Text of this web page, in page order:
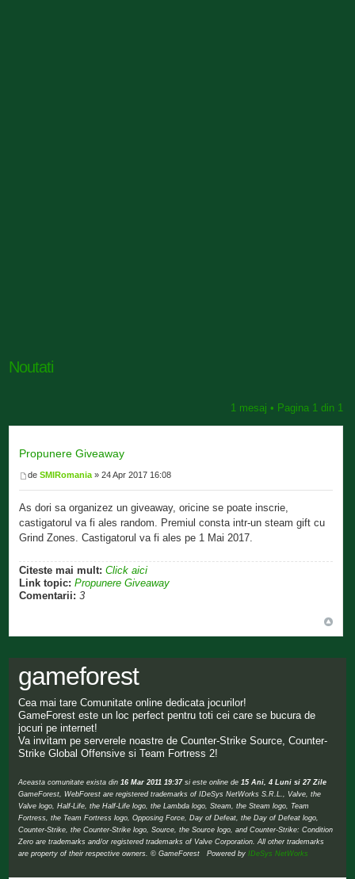
Noutati
1 mesaj • Pagina 1din 1
Propunere Giveaway
deSMIRomania » 24 Apr 2017 16:08
As dori sa organizez un giveaway, oricine se poate inscrie,
castigatorul va fi ales random. Premiul consta intr-un steam gift cu
Grind Zones. Castigatorul va fi ales pe 1 Mai 2017.
Citeste mai mult: Click aici
Link topic: Propunere Giveaway
Comentarii: 3
gameforest
Cea mai tare Comunitate online dedicata jocurilor!
GameForest este un loc perfect pentru toti cei care se bucura de
jocuri pe internet!
Va invitam pe serverele noastre de Counter-Strike Source, Counter-
Strike Global Offensive si Team Fortress 2!
Aceasta comunitate exista din16 Mar 2011 19:37si este online de15 Ani, 4 Luni si 27 Zile
GameForest, WebForest are registered trademarks of IDeSys NetWorks S.R.L., Valve, the
Valve logo, Half-Life, the Half-Life logo, the Lambda logo, Steam, the Steam logo, Team
Fortress, the Team Fortress logo, Opposing Force, Day of Defeat, the Day of Defeat logo,
Counter-Strike, the Counter-Strike logo, Source, the Source logo, and Counter-Strike: Condition
Zero are trademarks and/or registered trademarks of Valve Corporation. All other trademarks
are property of their respective owners. © GameForest Powered byIDeSys NetWorks